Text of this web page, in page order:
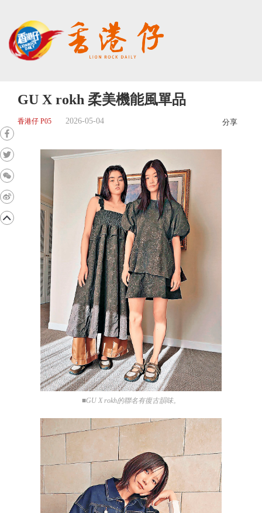
GU X rokh 柔美機能風單品
香港仔 P05 2026-05-04 分享
■GU X rokh的聯名有復古韻味。